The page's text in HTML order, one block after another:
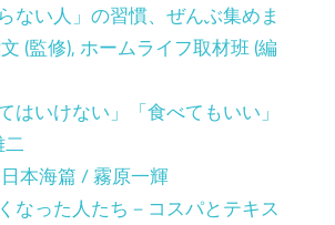
ない人」の習慣、ぜんぶ集めま
(監修), ホームライフ取材班 (編
はいけない」「食べてもいい」
本海篇 / 霧原一輝
なった人たち－コスパとテキス